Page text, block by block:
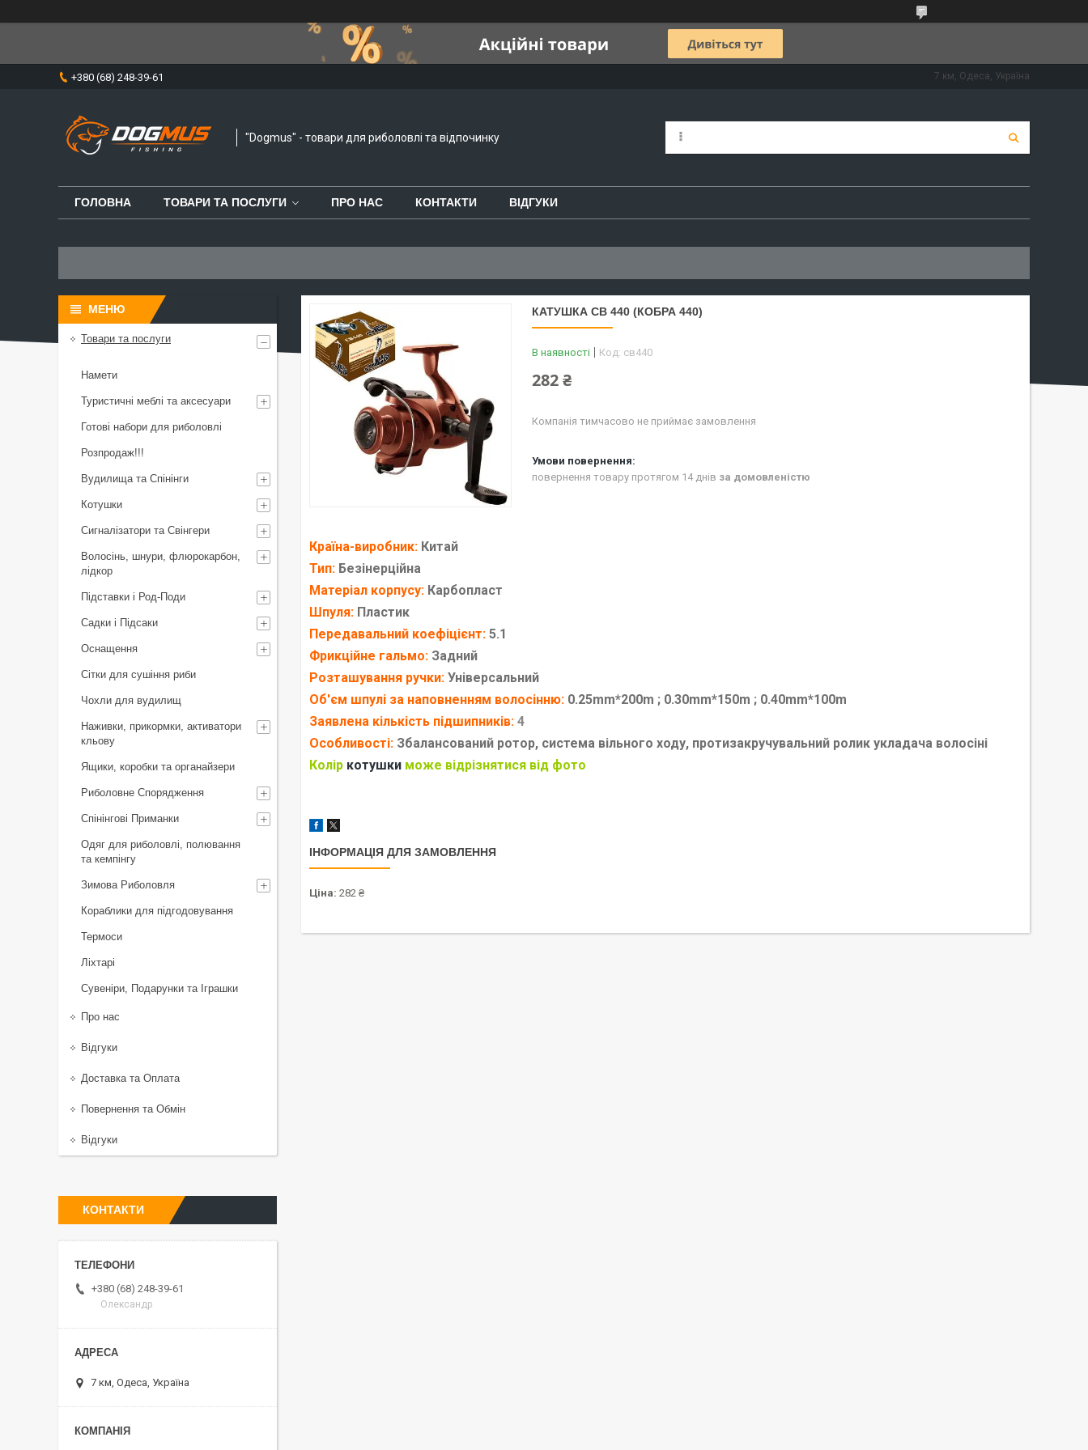
+380 (68) 248-39-61 7 км, Одеса, Україна
"Dogmus" - товари для риболовлі та відпочинку
ГОЛОВНА ТОВАРИ ТА ПОСЛУГИ ПРО НАС КОНТАКТИ ВІДГУКИ
КАТУШКА СВ 440 (КОБРА 440)
В наявності Код: св440
282 ₴
Компанія тимчасово не приймає замовлення
повернення товару протягом 14 днів за домовленістю
Країна-виробник: Китай
Тип: Безінерційна
Матеріал корпусу: Карбопласт
Шпуля: Пластик
Передавальний коефіцієнт: 5.1
Фрикційне гальмо: Задний
Розташування ручки: Універсальний
Об'єм шпулі за наповненням волосінню: 0.25mm*200m ; 0.30mm*150m ; 0.40mm*100m
Заявлена кількість підшипників: 4
Особливості: Збалансований ротор, система вільного ходу, протизакручувальний ролик укладача волосіні
Колір котушки може відрізнятися від фото
ІНФОРМАЦІЯ ДЛЯ ЗАМОВЛЕННЯ
Ціна: 282 ₴
Товари та послуги
Намети
Туристичні меблі та аксесуари
Готові набори для риболовлі
Розпродаж!!!
Вудилища та Спінінги
Котушки
Сигналізатори та Свінгери
Волосінь, шнури, флюрокарбон,
лідкор
Підставки і Род-Поди
Садки і Підсаки
Оснащення
Сітки для сушіння риби
Чохли для вудилищ
Наживки, прикормки, активатори
кльову
Ящики, коробки та органайзери
Риболовне Спорядження
Спінінгові Приманки
Одяг для риболовлі, полювання
та кемпінгу
Зимова Риболовля
Кораблики для підгодовування
Термоси
Ліхтарі
Сувеніри, Подарунки та Іграшки
Про нас
Відгуки
Доставка та Оплата
Повернення та Обмiн
Відгуки
КОНТАКТИ
+380 (68) 248-39-61
Олександр
7 км, Одеса, Україна